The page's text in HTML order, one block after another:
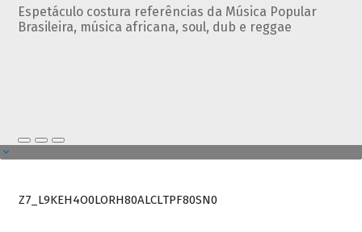
Espetáculo costura referências da Música Popular
Brasileira, música africana, soul, dub e reggae
Z7_L9KEH4O0LORH80ALCLTPF80SN0